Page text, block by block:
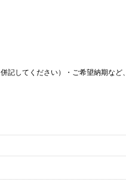
記してください）・ご希望納期など、